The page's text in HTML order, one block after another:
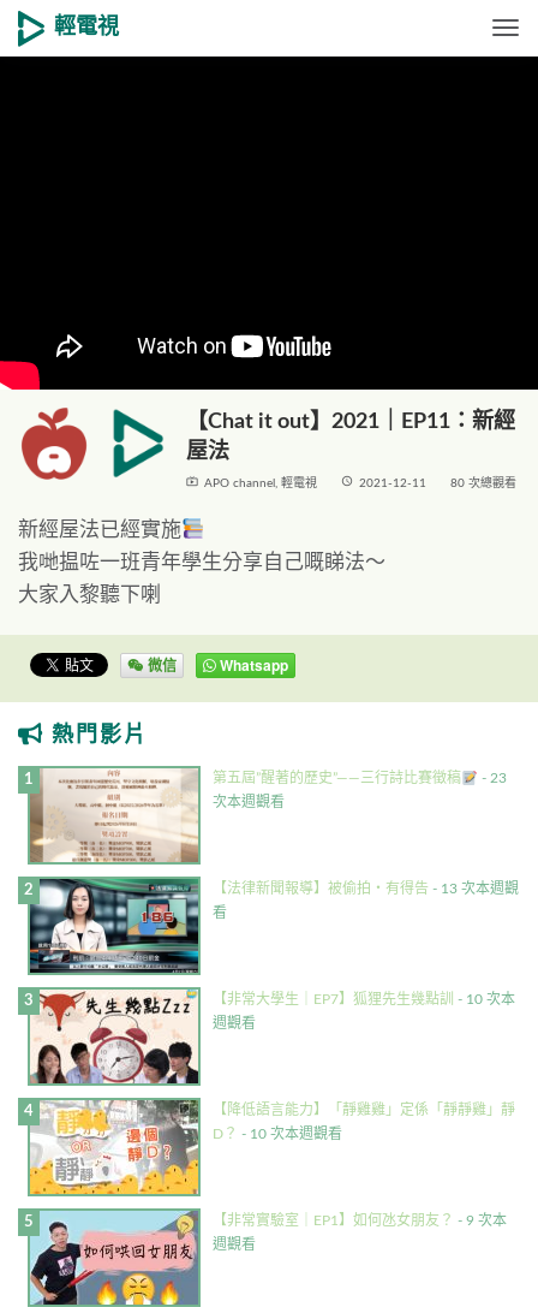
輕電視
【Chat it out】2021｜EP11：新經
屋法
live_tv APO channel , 輕電視 access_time 2021-12-11 80 次總觀看
新經屋法已經實施
我哋揾咗一班青年學生分享自己嘅睇法～
大家入黎聽下喇
微信 Whatsapp
熱門影片
第五屆”醒著的歷史”——三行詩比賽徵稿
- 23
次本週觀看
【法律新聞報導】被偷拍・有得告 - 13 次本週觀
看
【非常大學生｜EP7】狐狸先生幾點訓 - 10 次本
週觀看
【降低語言能力】「靜雞雞」定係「靜靜雞」靜
D？ - 10 次本週觀看
【非常實驗室｜EP1】如何氹女朋友？ - 9 次本
週觀看